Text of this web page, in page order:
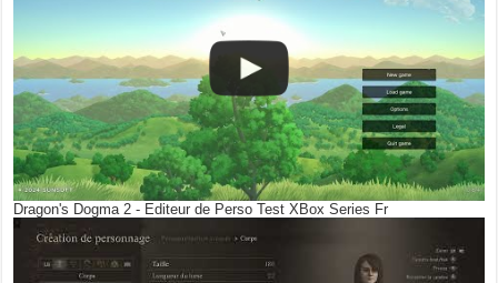
Dragon's Dogma 2 - Editeur de Perso Test XBox Series Fr